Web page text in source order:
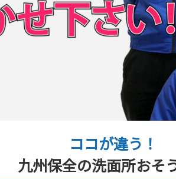
ココが違う！
九州保全の洗面所おそ